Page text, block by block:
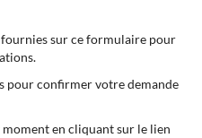
sur ce formulaire pour
pour confirmer votre demande
moment en cliquant sur le lien